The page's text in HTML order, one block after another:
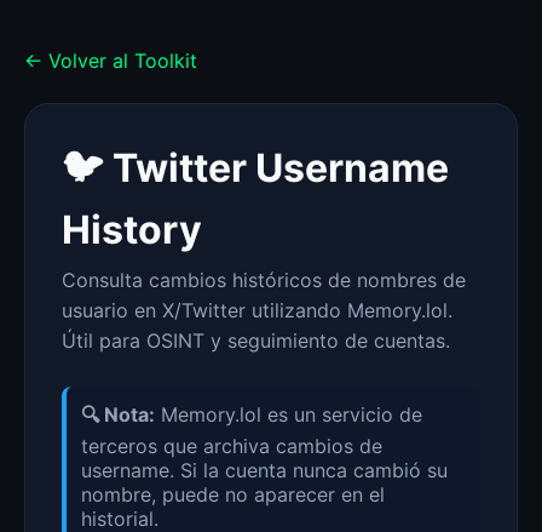
← Volver al Toolkit
🐦 Twitter Username
History
Consulta cambios históricos de nombres de
usuario en X/Twitter utilizando Memory.lol.
Útil para OSINT y seguimiento de cuentas.
🔍 Nota: Memory.lol es un servicio de
terceros que archiva cambios de
username. Si la cuenta nunca cambió su
nombre, puede no aparecer en el
historial.